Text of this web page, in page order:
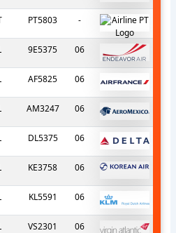
PT5803 -
9E5375 06
AF5825 06
AM3247 06
DL5375 06
KE3758 06
KL5591 06
VS2301 06